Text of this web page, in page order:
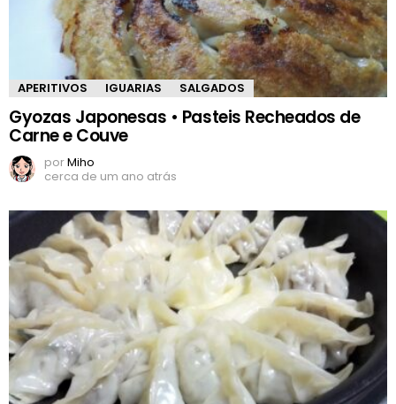
APERITIVOS IGUARIAS SALGADOS
Gyozas Japonesas • Pasteis Recheados de
Carne e Couve
porMiho
cerca de um ano atrás